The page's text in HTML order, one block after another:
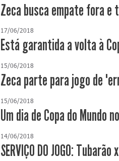
Zeca busca empate fora e
17/06/2018
Está garantida a volta à
15/06/2018
Zeca parte para jogo de
15/06/2018
Um dia de Copa do Mundo
14/06/2018
SERVIÇO DO JOGO: Tubarão